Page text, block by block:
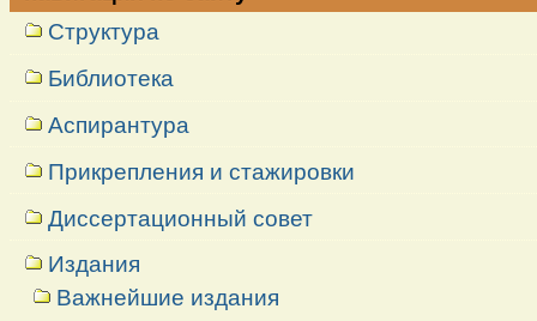
Структура
Библиотека
Аспирантура
Прикрепления и стажировки
Диссертационный совет
Издания
Важнейшие издания